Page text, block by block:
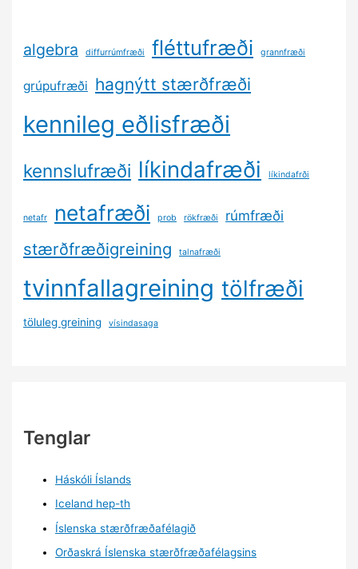
algebra diffurrúmfræði fléttufræði grannfræði
grúpufræði hagnýtt stærðfræði
kennileg eðlisfræði
kennslufræði líkindafræði líkindafrði
netafr netafræði prob rökfræði rúmfræði
stærðfræðigreining talnafræði
tvinnfallagreining tölfræði
töluleg greining vísindasaga
Tenglar
Háskóli Íslands
Iceland hep-th
Íslenska stærðfræðafélagið
Orðaskrá Íslenska stærðfræðafélagsins